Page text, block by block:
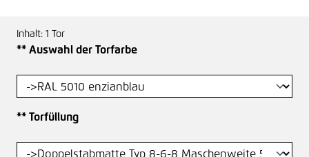
Inhalt: 1 Tor
** Auswahl der Torfarbeauswählen
** Torfüllungauswählen